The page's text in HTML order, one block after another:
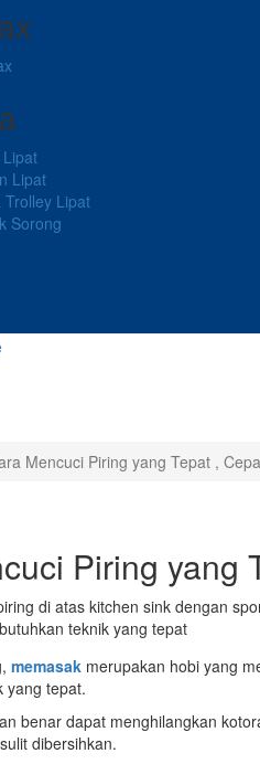
Lipat
Trolley Lipat
Sorong
Mencuci Piring yang Tepat ,
Piring yang
teknik yang tepat
memasak merupakan hobi yang
yang tepat.
benar dapat menghilangkan
dibersihkan.